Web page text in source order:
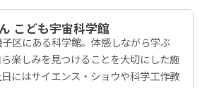
こども宇宙科学館
区にある科学館。体感しながら学ぶ
ら楽しみを見つけることを大切にした施
にはサイエンス・ショウや科学工作教